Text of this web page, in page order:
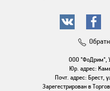
ООО "ФоДрим",
Юр. адрес:
Почт. адрес: Брест,
Зарегестрирован в